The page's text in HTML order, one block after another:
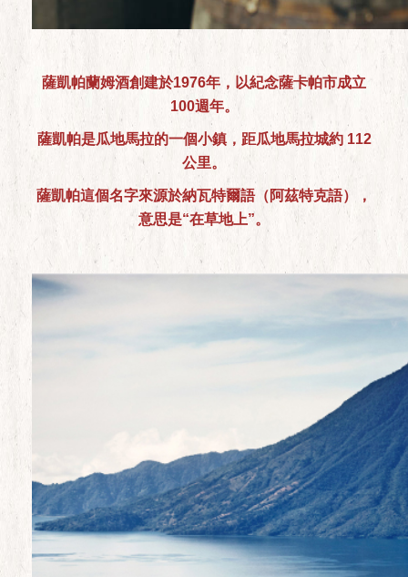
薩凱帕蘭姆酒創建於1976年，以紀念薩卡帕市成立
100週年。
薩凱帕是瓜地馬拉的一個小鎮，距瓜地馬拉城約 112
公里。
薩凱帕這個名字來源於納瓦特爾語（阿茲特克語），
意思是“在草地上”。